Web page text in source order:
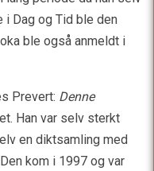
i Dag og Tid ble den
ble også anmeldt i
Prevert: Denne
Han var selv sterkt
en diktsamling med
kom i 1997 og var